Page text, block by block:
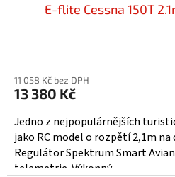
E-flite Cessna 150T
11 058 Kč bez DPH
13 380 Kč
Jedno z nejpopulárnějších
jako RC model o rozpětí 2,1m na
Regulátor Spektrum Smart
telemetrie. Výkonný...